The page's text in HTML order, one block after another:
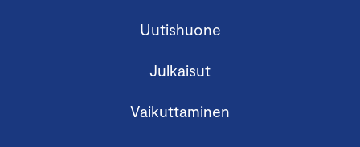
Uutishuone
Julkaisut
Vaikuttaminen